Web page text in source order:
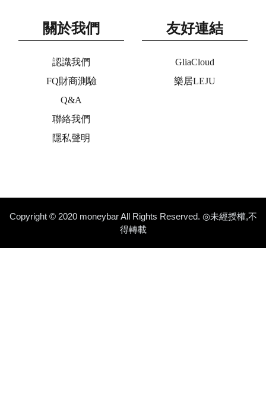
關於我們
認識我們
FQ財商測驗
Q&A
聯絡我們
隱私聲明
友好連結
GliaCloud
樂居LEJU
Copyright © 2020 moneybar All Rights Reserved. ◎未經授權,不
得轉載